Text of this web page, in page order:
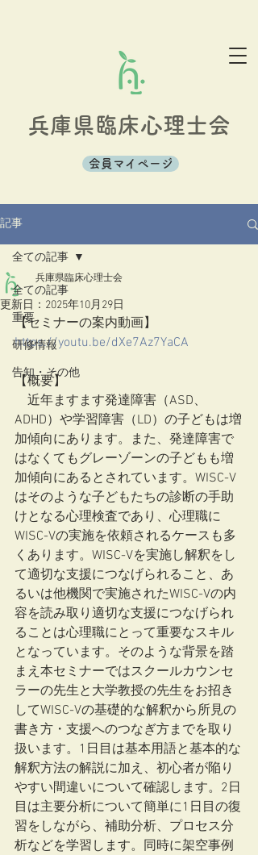
兵庫県臨床心理士会
会員マイページ
記事
全ての記事
重要
研修情報
告知・その他
全ての記事
兵庫県臨床心理士会
更新日： 2025年10月29日
【セミナーの案内動画】
https://youtu.be/dXe7Az7YaCA
【概要】
近年ますます発達障害（ASD、
ADHD）や学習障害（LD）の子どもは増
加傾向にあります。また、発達障害で
はなくてもグレーゾーンの子どもも増
加傾向にあるとされています。WISC-V
はそのような子どもたちの診断の手助
けとなる心理検査であり、心理職に
WISC-Vの実施を依頼されるケースも多
くあります。WISC-Vを実施し解釈をし
て適切な支援につなげられること、あ
るいは他機関で実施されたWISC-Vの内
容を読み取り適切な支援につなげられ
ることは心理職にとって重要なスキル
となっています。そのような背景を踏
まえ本セミナーではスクールカウンセ
ラーの先生と大学教授の先生をお招き
してWISC-Vの基礎的な解釈から所見の
書き方・支援へのつなぎ方までを取り
扱います。1日目は基本用語と基本的な
解釈方法の解説に加え、初心者が陥り
やすい間違いについて確認します。2日
目は主要分析について簡単に1日目の復
習をしながら、補助分析、プロセス分
析などを学習します。同時に架空事例